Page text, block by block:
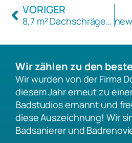
VORIGER
8,7 m² Dachschrägen-Bad mit halbfreistehender Wanne & platzsparender Gleittür-Dusche
Wir zählen zu den
Wir wurden von der Firma
diesem Jahr erneut zu
Badstudios ernannt und
diese Auszeichnung! Wir
Badsanierer und